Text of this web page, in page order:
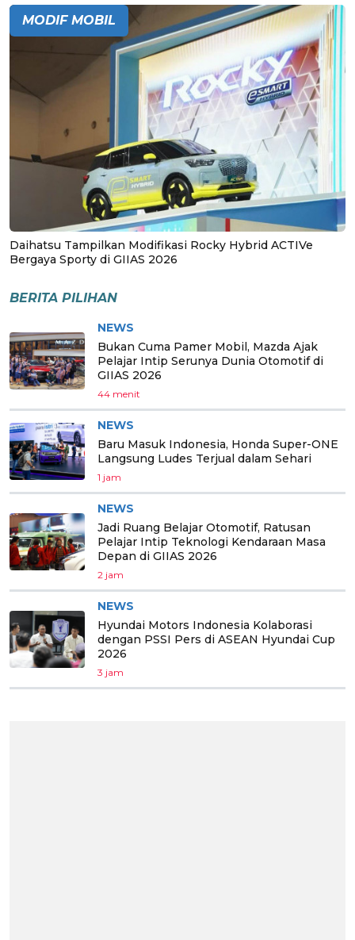
MODIF MOBIL
Daihatsu Tampilkan Modifikasi Rocky Hybrid ACTIVe
Bergaya Sporty di GIIAS 2026
BERITA PILIHAN
NEWS
Bukan Cuma Pamer Mobil, Mazda Ajak
Pelajar Intip Serunya Dunia Otomotif di
GIIAS 2026
44 menit
NEWS
Baru Masuk Indonesia, Honda Super-ONE
Langsung Ludes Terjual dalam Sehari
1 jam
NEWS
Jadi Ruang Belajar Otomotif, Ratusan
Pelajar Intip Teknologi Kendaraan Masa
Depan di GIIAS 2026
2 jam
NEWS
Hyundai Motors Indonesia Kolaborasi
dengan PSSI Pers di ASEAN Hyundai Cup
2026
3 jam